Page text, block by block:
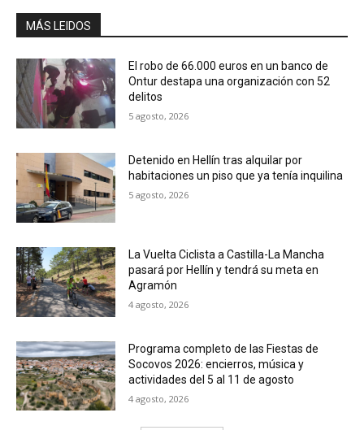
MÁS LEIDOS
El robo de 66.000 euros en un banco de
Ontur destapa una organización con 52
delitos
5 agosto, 2026
Detenido en Hellín tras alquilar por
habitaciones un piso que ya tenía inquilina
5 agosto, 2026
La Vuelta Ciclista a Castilla-La Mancha
pasará por Hellín y tendrá su meta en
Agramón
4 agosto, 2026
Programa completo de las Fiestas de
Socovos 2026: encierros, música y
actividades del 5 al 11 de agosto
4 agosto, 2026